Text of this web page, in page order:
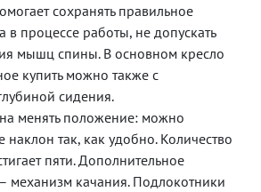
сохранять правильное
в процессе работы, не допускать
мышц спины. В основном кресло
купить можно также с
сидения.
менять положение: можно
наклон так, как удобно. Количество
пяти. Дополнительное
механизм качания. Подлокотники